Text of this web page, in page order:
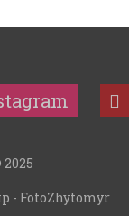
- FotoZhytomyr